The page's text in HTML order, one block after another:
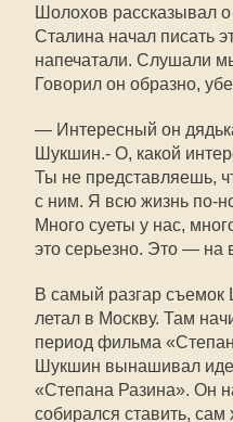
Шолохов рассказывал
Сталина начал писать
напечатали. Слушали
Говорил он образно,
— Интересный он
Шукшин.- О, какой
Ты не представляешь,
с ним. Я всю жизнь по-
Много суеты у нас,
это серьезно. Это — на
В самый разгар съемок
летал в Москву. Там
период фильма
Шукшин вынашивал
«Степана Разина». Он
собирался ставить, сам